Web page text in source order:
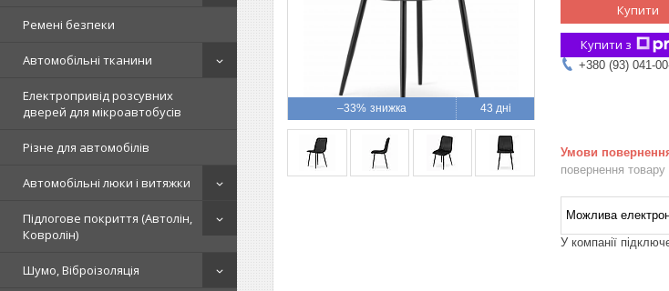
Ремені безпеки
Автомобільні тканини
Електропривід розсувних
дверей для мікроавтобусів
Різне для автомобілів
Автомобільні люки і витяжки
Підлогове покриття (Автолін,
Ковролін)
Шумо, Віброізоляція
–33% 43 дні
Купити
Купити з
+380 (93) 041-
повернення товару
У компанії